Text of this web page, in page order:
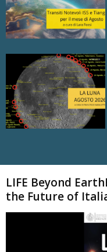
LIFE Beyond
the Future of